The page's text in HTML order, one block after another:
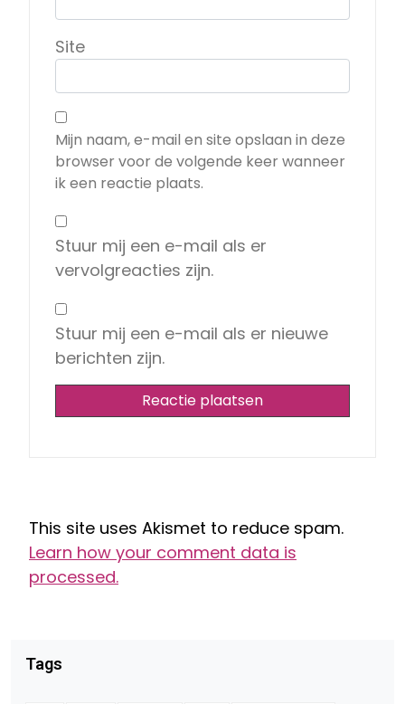
Site
Mijn naam, e-mail en site opslaan in deze
browser voor de volgende keer wanneer
ik een reactie plaats.
Stuur mij een e-mail als er
vervolgreacties zijn.
Stuur mij een e-mail als er nieuwe
berichten zijn.
This site uses Akismet to reduce spam.
Learn how your comment data is
processed.
Tags